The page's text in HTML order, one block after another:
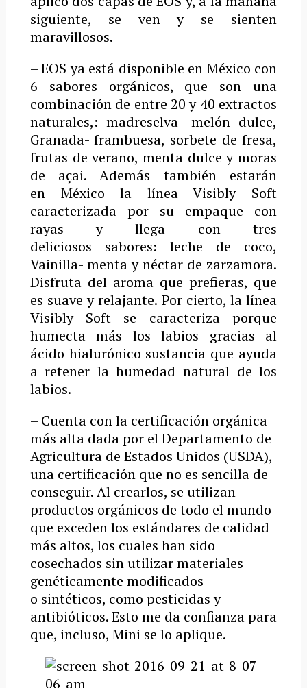
siguiente, se ven y se sienten
maravillosos.
– EOS ya está disponible en México con
6 sabores orgánicos, que son una
combinación de entre 20 y 40 extractos
naturales,: madreselva- ­melón dulce,
Granada­- frambuesa, sorbete de fresa,
frutas de verano, menta dulce y moras
de açai. Además también estarán
en México la línea Visibly Soft
caracterizada por su empaque con
rayas y llega con tres
deliciosos sabores: leche de coco,
Vainilla- ­menta y néctar de zarzamora.
Disfruta del aroma que prefieras, que
es suave y relajante. Por cierto, la línea
Visibly Soft se caracteriza porque
humecta más los labios gracias al
ácido hialurónico sustancia que ayuda
a retener la humedad natural de los
labios.
– ­Cuenta con la certificación orgánica
más alta dada por el Departamento de
Agricultura de Estados Unidos (USDA),
una certificación que no es sencilla de
conseguir. Al crearlos, se utilizan
productos orgánicos de todo el mundo
que exceden los estándares de calidad
más altos, los cuales han sido
cosechados sin utilizar materiales
genéticamente modificados
o sintéticos, como pesticidas y
antibióticos. Esto me da confianza para
que, incluso, Mini se lo aplique.